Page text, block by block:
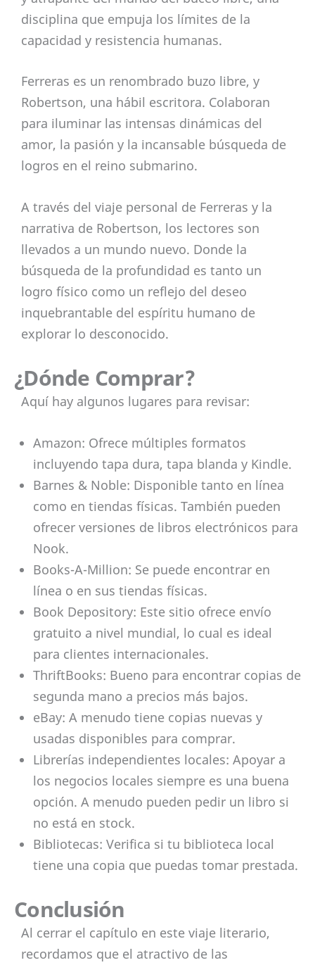
disciplina que empuja los límites de la
capacidad y resistencia humanas.
Ferreras es un renombrado buzo libre, y
Robertson, una hábil escritora. Colaboran
para iluminar las intensas dinámicas del
amor, la pasión y la incansable búsqueda de
logros en el reino submarino.
A través del viaje personal de Ferreras y la
narrativa de Robertson, los lectores son
llevados a un mundo nuevo. Donde la
búsqueda de la profundidad es tanto un
logro físico como un reflejo del deseo
inquebrantable del espíritu humano de
explorar lo desconocido.
¿Dónde Comprar?
Aquí hay algunos lugares para revisar:
Amazon: Ofrece múltiples formatos
incluyendo tapa dura, tapa blanda y Kindle.
Barnes & Noble: Disponible tanto en línea
como en tiendas físicas. También pueden
ofrecer versiones de libros electrónicos para
Nook.
Books-A-Million: Se puede encontrar en
línea o en sus tiendas físicas.
Book Depository: Este sitio ofrece envío
gratuito a nivel mundial, lo cual es ideal
para clientes internacionales.
ThriftBooks: Bueno para encontrar copias de
segunda mano a precios más bajos.
eBay: A menudo tiene copias nuevas y
usadas disponibles para comprar.
Librerías independientes locales: Apoyar a
los negocios locales siempre es una buena
opción. A menudo pueden pedir un libro si
no está en stock.
Bibliotecas: Verifica si tu biblioteca local
tiene una copia que puedas tomar prestada.
Conclusión
Al cerrar el capítulo en este viaje literario,
recordamos que el atractivo de las